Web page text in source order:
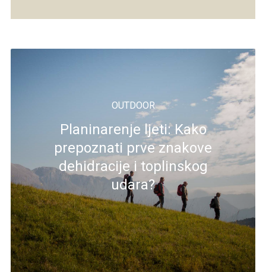
OUTDOOR
Planinarenje ljeti: Kako
prepoznati prve znakove
dehidracije i toplinskog
udara?